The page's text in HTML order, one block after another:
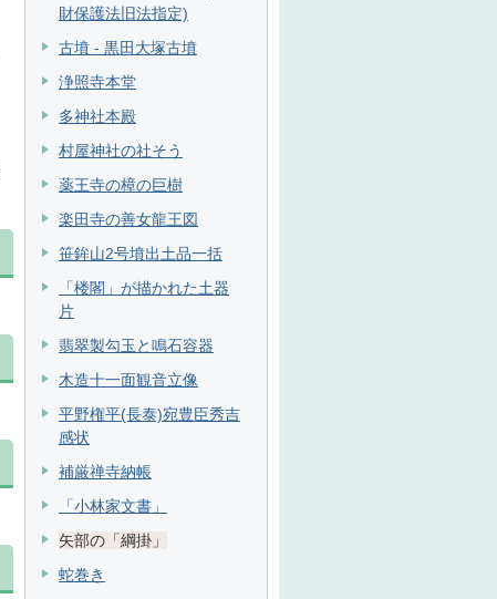
財保護法旧法指定)
古墳 - 黒田大塚古墳
浄照寺本堂
多神社本殿
村屋神社の社そう
薬王寺の樟の巨樹
楽田寺の善女龍王図
笹鉾山2号墳出土品一括
「楼閣」が描かれた土器
片
翡翠製勾玉と鳴石容器
木造十一面観音立像
平野権平(長泰)宛豊臣秀吉
感状
補厳禅寺納帳
「小林家文書」
矢部の「綱掛」
蛇巻き